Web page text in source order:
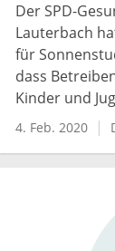
Der SPD-
Lauterbach
für
dass
Kinder und
4. Feb. 2020